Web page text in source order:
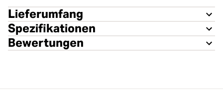
Lieferumfang
Spezifikationen
Bewertungen